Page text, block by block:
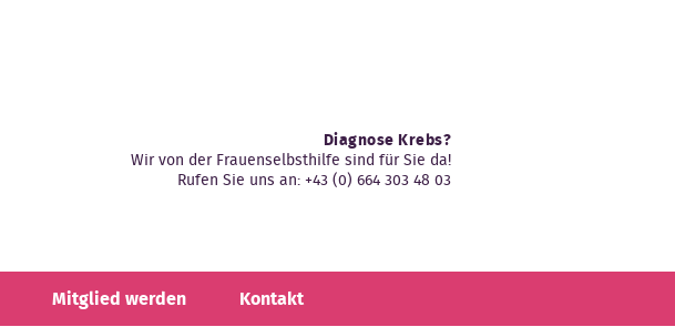
Diagnose Krebs?
Wir von der Frauenselbsthilfe sind für Sie da!
Rufen Sie uns an: +43 (0) 664 303 48 03
Mitglied werden Kontakt